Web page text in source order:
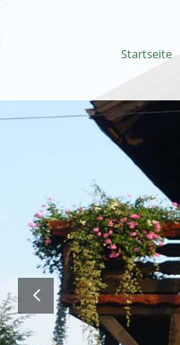
Startseite